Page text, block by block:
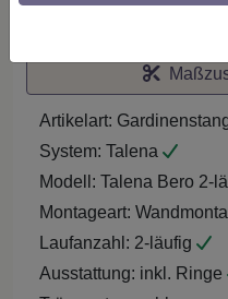
Artikelart:
System: Talena
Modell: Talena Bero 2-
Montageart:
Laufanzahl: 2-läufig
Ausstattung: inkl. Ringe